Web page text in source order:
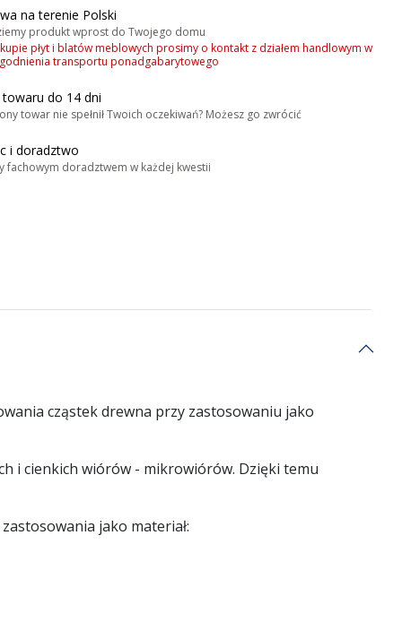
na terenie Polski
produkt wprost do Twojego domu
płyt i blatów meblowych prosimy o kontakt z działem handlowym w
transportu ponadgabarytowego
do 14 dni
towar nie spełnił Twoich oczekiwań? Możesz go zwrócić
i doradztwo
fachowym doradztwem w każdej kwestii
cząstek drewna przy zastosowaniu jako
i cienkich wiórów - mikrowiórów. Dzięki temu
jako materiał: